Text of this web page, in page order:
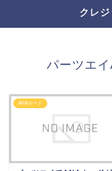
クレ
パーツエ
ANAカード